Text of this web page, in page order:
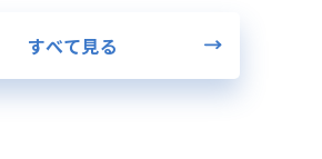
すべて見る